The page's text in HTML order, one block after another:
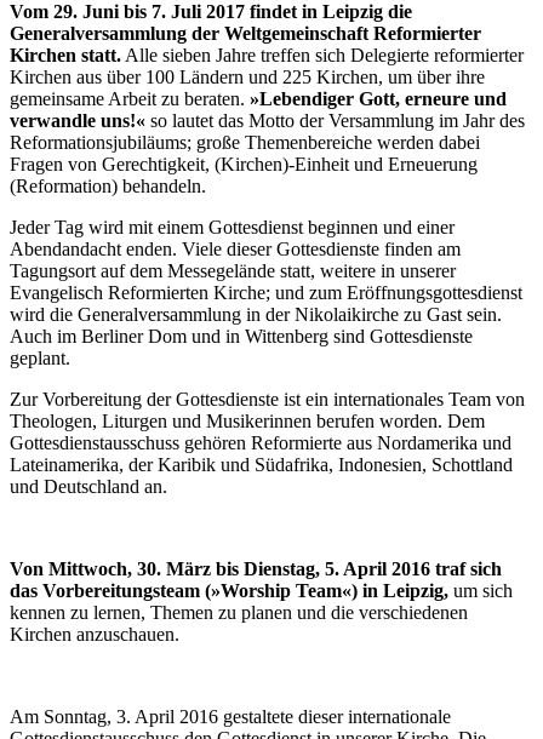
Vom 29. Juni bis 7. Juli 2017 findet in Leipzig die
Generalversammlung der Weltgemeinschaft Reformierter
Kirchen statt.Alle sieben Jahre treffen sich Delegierte reformierter
Kirchen aus über 100 Ländern und 225 Kirchen, um über ihre
gemeinsame Arbeit zu beraten. »Lebendiger Gott, erneure und
verwandle uns!« so lautet das Motto der Versammlung im Jahr des
Reformationsjubiläums; große Themenbereiche werden dabei
Fragen von Gerechtigkeit, (Kirchen)-Einheit und Erneuerung
(Reformation) behandeln.
Jeder Tag wird mit einem Gottesdienst beginnen und einer
Abendandacht enden. Viele dieser Gottesdienste finden am
Tagungsort auf dem Messegelände statt, weitere in unserer
Evangelisch Reformierten Kirche; und zum Eröffnungsgottesdienst
wird die Generalversammlung in der Nikolaikirche zu Gast sein.
Auch im Berliner Dom und in Wittenberg sind Gottesdienste
geplant.
Zur Vorbereitung der Gottesdienste ist ein internationales Team von
Theologen, Liturgen und Musikerinnen berufen worden. Dem
Gottesdienstausschuss gehören Reformierte aus Nordamerika und
Lateinamerika, der Karibik und Südafrika, Indonesien, Schottland
und Deutschland an.
Von Mittwoch, 30. März bis Dienstag, 5. April 2016 traf sich
das Vorbereitungsteam (»Worship Team«) in Leipzig, um sich
kennen zu lernen, Themen zu planen und die verschiedenen
Kirchen anzuschauen.
Am Sonntag, 3. April 2016 gestaltete dieser internationale